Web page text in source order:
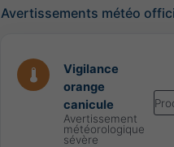
Avertissements météo
Vigilance
orange
canicule
Avertissement
météorologique
sévère